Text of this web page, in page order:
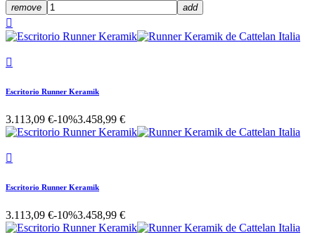
remove add


Escritorio Runner Keramik
3.113,09 €-10%3.458,99 €

Escritorio Runner Keramik
3.113,09 €-10%3.458,99 €